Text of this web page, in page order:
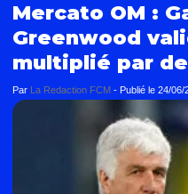
Mercato OM :
Greenwood
multiplié par
Par La Redaction FCM - Publié le 24/06/